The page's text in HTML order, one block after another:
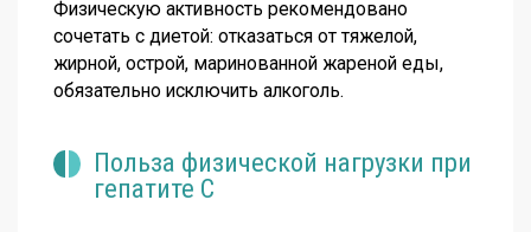
Физическую активность рекомендовано
сочетать с диетой: отказаться от тяжелой,
жирной, острой, маринованной жареной еды,
обязательно исключить алкоголь.
Польза физической нагрузки при
гепатите С